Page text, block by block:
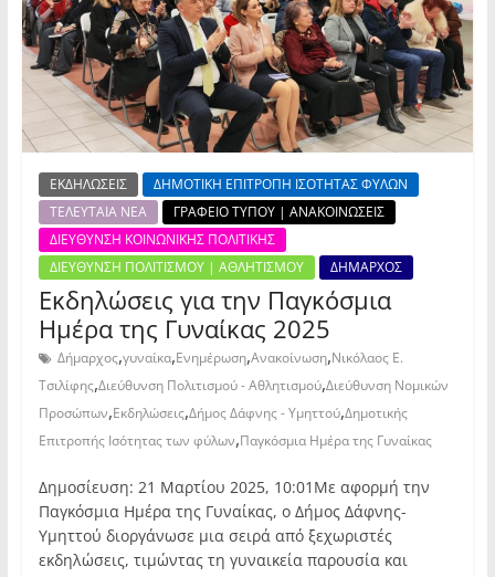
ΕΚΔΗΛΩΣΕΙΣ
ΔΗΜΟΤΙΚΗ ΕΠΙΤΡΟΠΗ ΙΣΟΤΗΤΑΣ ΦΥΛΩΝ
ΤΕΛΕΥΤΑΙΑ ΝΕΑ
ΓΡΑΦΕΙΟ ΤΥΠΟΥ | ΑΝΑΚΟΙΝΩΣΕΙΣ
ΔΙΕΥΘΥΝΣΗ ΚΟΙΝΩΝΙΚΗΣ ΠΟΛΙΤΙΚΗΣ
ΔΙΕΥΘΥΝΣΗ ΠΟΛΙΤΙΣΜΟΥ | ΑΘΛΗΤΙΣΜΟΥ
ΔΗΜΑΡΧΟΣ
Εκδηλώσεις για την Παγκόσμια
Ημέρα της Γυναίκας 2025
Δήμαρχος,γυναίκα,Ενημέρωση,Ανακοίνωση,Νικόλαος Ε.
Τσιλίφης,Διεύθυνση Πολιτισμού - Αθλητισμού,Διεύθυνση Νομικών
Προσώπων,Εκδηλώσεις,Δήμος Δάφνης - Υμηττού,Δημοτικής
Επιτροπής Ισότητας των φύλων,Παγκόσμια Ημέρα της Γυναίκας
Δημοσίευση: 21 Μαρτίου 2025, 10:01Με αφορμή την
Παγκόσμια Ημέρα της Γυναίκας, ο Δήμος Δάφνης-
Υμηττού διοργάνωσε μια σειρά από ξεχωριστές
εκδηλώσεις, τιμώντας τη γυναικεία παρουσία και